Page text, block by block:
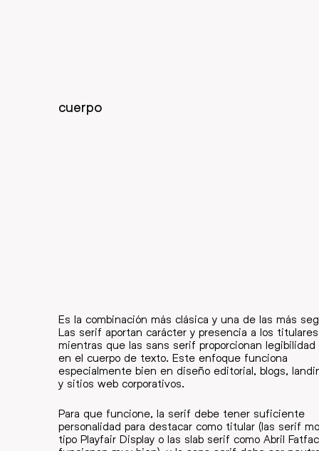
cuerpo
Es la combinación más clásica y una de las más
Las serif aportan carácter y presencia a los
mientras que las sans serif proporcionan legibilidad
en el cuerpo de texto. Este enfoque funciona
especialmente bien en diseño editorial, blogs,
y sitios web corporativos.
Para que funcione, la serif debe tener suficiente
personalidad para destacar como titular (las serif
tipo Playfair Display o las slab serif como Abril